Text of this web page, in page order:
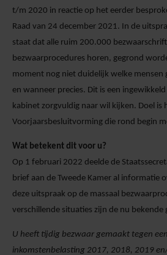
t/m 2020 in reactie op het eerder
Raad van 24 december 2021. In de
staat dat alle ruim 200.000
bezwaarprocedures horen, gegrond
moment nog niet duidelijk welke mensen
en wanneer precies. Dit is een
kabinet zorgvuldig naar wil kijken. Doel is
Voorjaarsbesluitvorming die rond begin
Wat betekent dit voor u?
Op 1 februari 2022 deelde de
brief aan de Tweede Kamer al informatie
deze uitspraak op de massaal
verschillende situaties zijn de nu bekende
U heeft tijdig bezwaar gemaakt tegen
inkomstenbelasting 2017, 2018, 2019